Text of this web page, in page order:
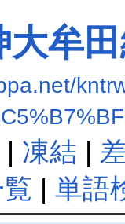
大牟
| 凍結 |
| 単語